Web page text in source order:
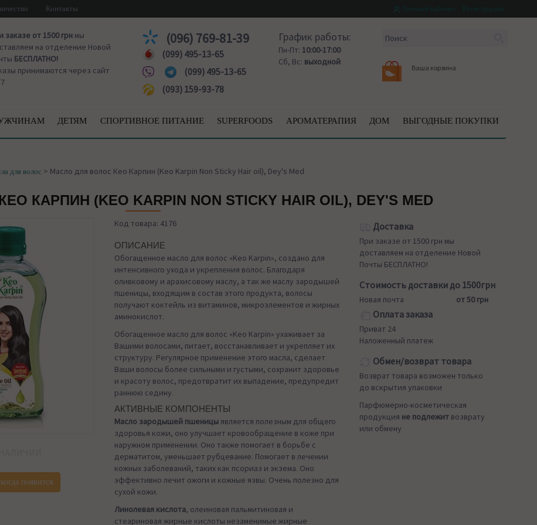
Контакты
заказе от 1500 грнмы
на отделение Новой
БЕСПЛАТНО!
принимаются через сайт
(096) 769-81-39
(099) 495-13-65
(099) 495-13-65
(093) 159-93-78
График работы:
Пн-Пт: 10:00-17:00
Сб, Вс: выходной
Ваша корзина
ДЕТЯМ СПОРТИВНОЕ ПИТАНИЕ SUPERFOODS АРОМАТЕРАПИЯ ДОМ ВЫГОДНЫЕ ПОКУПКИ
для волос > Масло для волос Кео Карпин (Keo Karpin Non Sticky Hair oil), Dey's Med
КАРПИН (KEO KARPIN NON STICKY HAIR OIL), DEY'S MED
появится
Код товара: 4176
ОПИСАНИЕ
Обогащенное масло для волос «Keo Karpin», создано для
интенсивного ухода и укрепления волос. Благодаря
оливковому и арахисовому маслу, а так же маслу зародышей
пшеницы, входящим в состав этого продукта, волосы
получают коктейль из витаминов, микроэлементов и жирных
аминокислот.
Обогащенное масло для волос «Keo Karpin» ухаживает за
Вашими волосами, питает, восстанавливает и укрепляет их
структуру. Регулярное применение этого масла, сделает
Ваши волосы более сильными и густыми, сохранит здоровье
и красоту волос, предотвратит их выпадение, предупредит
раннюю седину.
АКТИВНЫЕ КОМПОНЕНТЫ
Масло зародышей пшеницы является полезным для общего
здоровья кожи, оно улучшает кровообращение в коже при
наружном применении. Оно также помогает в борьбе с
дерматитом, уменьшает рубцевание. Помогает в лечении
кожных заболеваний, таких как псориаз и экзема. Оно
эффективно лечит ожоги и кожные язвы. Очень полезно для
сухой кожи.
Линолевая кислота, олеиновая пальмитиновая и
стеариновая жирные кислоты незаменимые жирные
Доставка
При заказе от 1500 грн мы
доставляем на отделение Новой
Почты БЕСПЛАТНО!
Стоимость доставки до 1500грн
Новая почта от 50 грн
Оплата заказа
Приват 24
Наложенный платеж
Обмен/возврат товара
Возврат товара возможен только
до вскрытия упаковки
Парфюмерно-косметическая
продукция не подлежит возврату
или обмену